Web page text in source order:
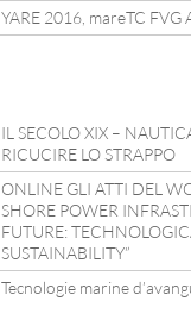
YARE 2016, mareTC FVG
IL SECOLO XIX –
RICUCIRE LO STRAPPO
ONLINE GLI ATTI DEL
SHORE POWER
FUTURE:
SUSTAINABILITY”
Tecnologie marine